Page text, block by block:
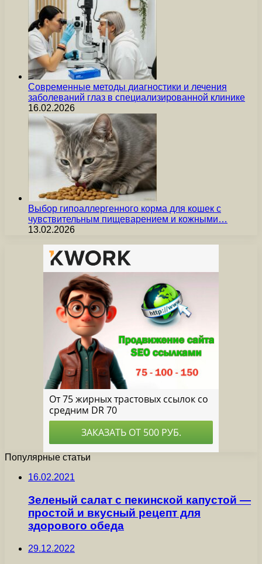
Современные методы диагностики и лечения
заболеваний глаз в специализированной клинике
16.02.2026
Выбор гипоаллергенного корма для кошек с
чувствительным пищеварением и кожными…
13.02.2026
Популярные статьи
16.02.2021
Зеленый салат с пекинской капустой —
простой и вкусный рецепт для
здорового обеда
29.12.2022